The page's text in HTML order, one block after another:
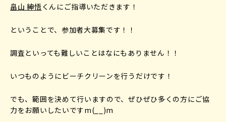
畠山 紳悟 くんにご指導いただきます！
ということで、参加者大募集です！！
調査といっても難しいことはなにもありません！！
いつものようにビーチクリーンを行うだけです！
でも、範囲を決めて行いますので、ぜひぜひ多くの方にご協
力をお願いしたいですm(__)m